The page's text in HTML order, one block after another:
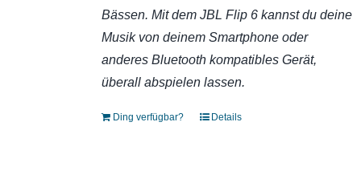
Bässen. Mit dem JBL Flip 6 kannst du deine
Musik von deinem Smartphone oder
anderes Bluetooth kompatibles Gerät,
überall abspielen lassen.
Ding verfügbar? Details